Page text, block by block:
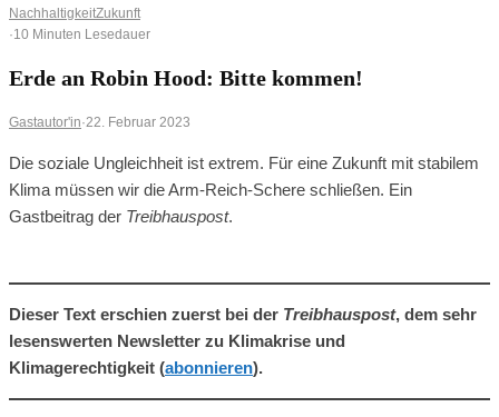
NachhaltigkeitZukunft
·10 Minuten Lesedauer
Erde an Robin Hood: Bitte kommen!
Gastautor'in·22. Februar 2023
Die soziale Ungleichheit ist extrem. Für eine Zukunft mit stabilem
Klima müssen wir die Arm-Reich-Schere schließen. Ein
Gastbeitrag der Treibhauspost.
Dieser Text erschien zuerst bei der Treibhauspost, dem sehr
lesenswerten Newsletter zu Klimakrise und
Klimagerechtigkeit (abonnieren).